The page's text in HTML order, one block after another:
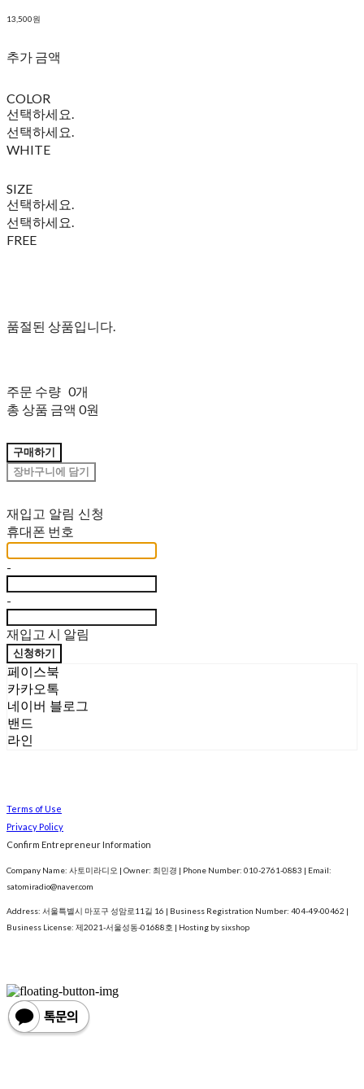
13,500원
추가 금액
COLOR
선택하세요.
선택하세요.
WHITE
SIZE
선택하세요.
선택하세요.
FREE
품절된 상품입니다.
주문 수량 0개
총 상품 금액 0원
구매하기
장바구니에 담기
재입고 알림 신청
휴대폰 번호
-
-
재입고 시 알림
신청하기
페이스북
카카오톡
네이버 블로그
밴드
라인
Terms of Use
Privacy Policy
Confirm Entrepreneur Information
Company Name: 사토미라디오 | Owner: 최민경 | Phone Number: 010-2761-0883 | Email:
satomiradio@naver.com
Address: 서울특별시 마포구 성암로11길 16 | Business Registration Number: 404-49-00462 |
Business License: 제2021-서울성동-01688호 | Hosting by sixshop